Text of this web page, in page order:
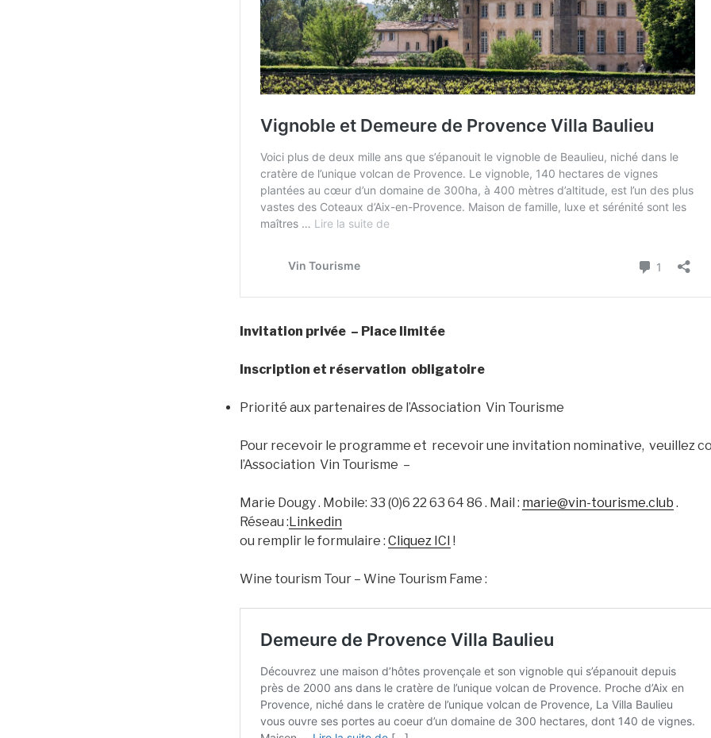
Invitation privée – Place limitée
Inscription et réservation obligatoire
Priorité aux partenaires de l’Association Vin Tourisme
Pour recevoir le programme et recevoir une invitation nominative, veuillez
l’Association Vin Tourisme –
Marie Dougy . Mobile: 33 (0)6 22 63 64 86 . Mail : marie@vin-tourisme.club .
Réseau : Linkedin
ou remplir le formulaire : Cliquez ICI !
Wine tourism Tour – Wine Tourism Fame :